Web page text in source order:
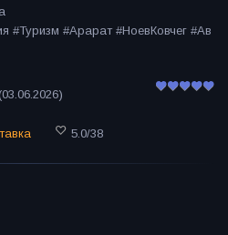
#Туризм #Арарат #НоевКовчег #Ав
(03.06.2026)
5.0/38